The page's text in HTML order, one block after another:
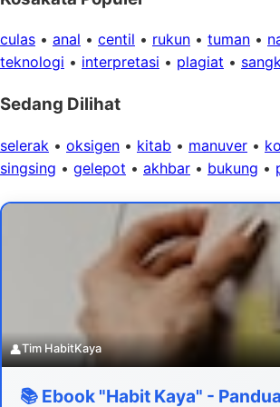
culas • anal • centil • rukun • tuman •
teknologi • interpretasi • plagiat •
Sedang Dilihat
selerak • oksigen • kitab • manuver •
singsing • gelepot • akhbar • bukung •
👤Tim HabitKaya
📚 Ebook "Habit Kaya" -